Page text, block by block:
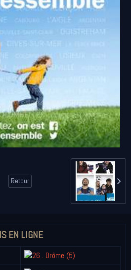
Retour
EN LIGNE